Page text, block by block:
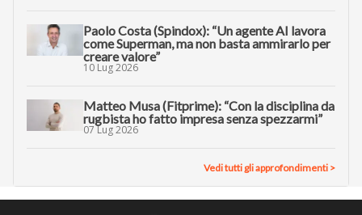
Paolo Costa (Spindox): “Un agente AI lavora
come Superman, ma non basta ammirarlo per
creare valore”
10 Lug 2026
Matteo Musa (Fitprime): “Con la disciplina da
rugbista ho fatto impresa senza spezzarmi”
07 Lug 2026
Vedi tutti gli approfondimenti >